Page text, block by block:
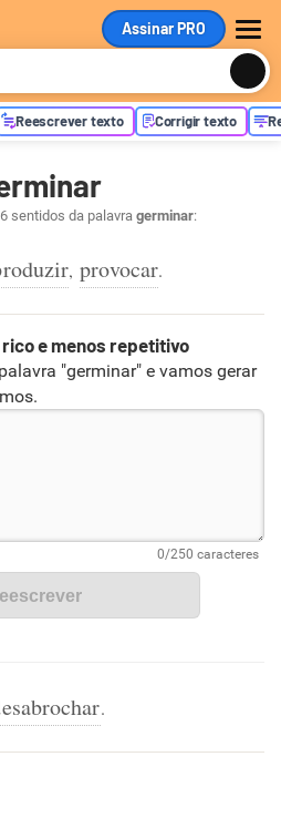
Assinar PRO
Reescrever texto Corrigir texto
sentidos da palavra germinar:
, provocar.
e menos repetitivo
"germinar" e vamos gerar
.